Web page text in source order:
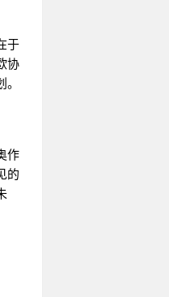
于
协
作
的